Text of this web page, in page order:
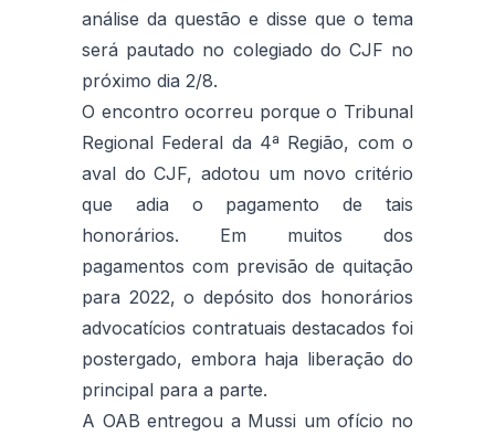
análise da questão e disse que o tema
será pautado no colegiado do CJF no
próximo dia 2/8.
O encontro ocorreu porque o Tribunal
Regional Federal da 4ª Região, com o
aval do CJF, adotou um novo critério
que adia o pagamento de tais
honorários. Em muitos dos
pagamentos com previsão de quitação
para 2022, o depósito dos honorários
advocatícios contratuais destacados foi
postergado, embora haja liberação do
principal para a parte.
A OAB entregou a Mussi um ofício no